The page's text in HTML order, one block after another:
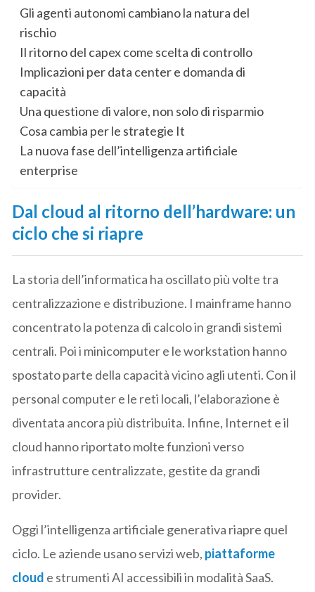
Gli agenti autonomi cambiano la natura del
rischio
Il ritorno del capex come scelta di controllo
Implicazioni per data center e domanda di
capacità
Una questione di valore, non solo di risparmio
Cosa cambia per le strategie It
La nuova fase dell’intelligenza artificiale
enterprise
Dal cloud al ritorno dell’hardware: un
ciclo che si riapre
La storia dell’informatica ha oscillato più volte tra
centralizzazione e distribuzione. I mainframe hanno
concentrato la potenza di calcolo in grandi sistemi
centrali. Poi i minicomputer e le workstation hanno
spostato parte della capacità vicino agli utenti. Con il
personal computer e le reti locali, l’elaborazione è
diventata ancora più distribuita. Infine, Internet e il
cloud hanno riportato molte funzioni verso
infrastrutture centralizzate, gestite da grandi
provider.
Oggi l’intelligenza artificiale generativa riapre quel
ciclo. Le aziende usano servizi web, piattaforme
cloud e strumenti AI accessibili in modalità SaaS.